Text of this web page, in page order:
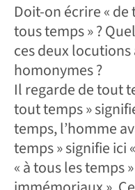
Doit-on écrire « de
tous temps » ?
ces deux
homonymes ?
Il regarde de tout
tout temps »
temps, l’homme
temps » signifie ici
« à tous les temps